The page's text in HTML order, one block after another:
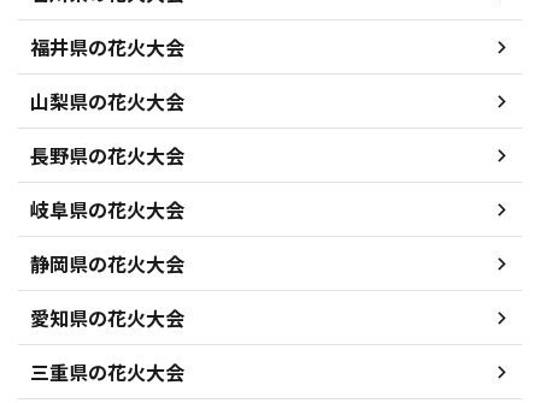
福井県の花火大会
山梨県の花火大会
長野県の花火大会
岐阜県の花火大会
静岡県の花火大会
愛知県の花火大会
三重県の花火大会